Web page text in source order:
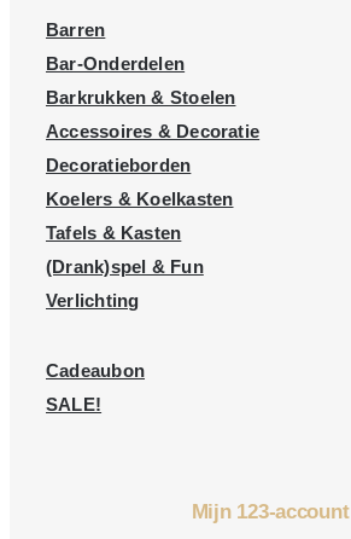
Barren
Bar-Onderdelen
Barkrukken & Stoelen
Accessoires & Decoratie
Decoratieborden
Koelers & Koelkasten
Tafels & Kasten
(Drank)spel & Fun
Verlichting
Cadeaubon
SALE!
Mijn 123-account